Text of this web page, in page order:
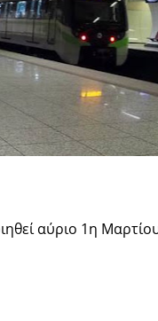
αύριο 1η